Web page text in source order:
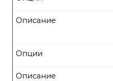
Описание
Опции
Описание